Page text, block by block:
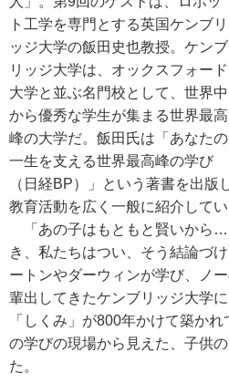
ト工学を専門とする英国ケンブリ
ッジ大学の飯田史也教授。ケンブ
リッジ大学は、オックスフォード
大学と並ぶ名門校として、世界中
から優秀な学生が集まる世界最高
峰の大学だ。飯田氏は「あなたの
一生を支える世界最高峰の学び
（日経BP）」という著書を出版
教育活動を広く一般に紹介してい
「あの子はもともと賢いから…
き、私たちはつい、そう結論づ
ートンやダーウィンが学び、ノ
輩出してきたケンブリッジ大学
「しくみ」が800年かけて築か
の学びの現場から見えた、子供
た。